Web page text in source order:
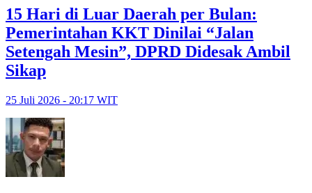
15 Hari di Luar Daerah per Bulan:
Pemerintahan KKT Dinilai “Jalan
Setengah Mesin”, DPRD Didesak Ambil
Sikap
25 Juli 2026 - 20:17 WIT